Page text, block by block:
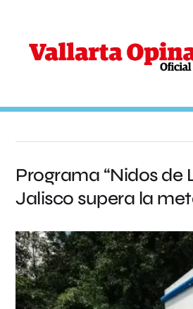
Programa “Nidos de
Jalisco supera la